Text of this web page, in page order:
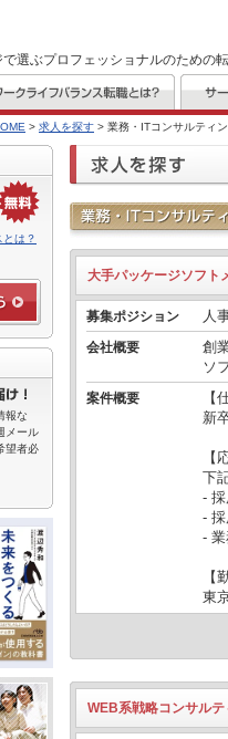
選ぶプロフェッショナルのための
> 求人を探す > 業務・ITコンサルティ
は？
報な
メール
望者必
大手パッケージソフ
募集ポジション 人
会社概要
創
ソ
案件概要
【
新
【
下
-
-
-
【
東
WEB系戦略コンサル